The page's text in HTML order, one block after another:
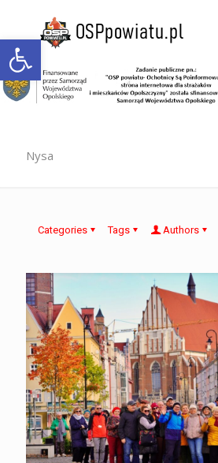
Otwórz pasek narzędzi
Nysa
Categories Tags Authors